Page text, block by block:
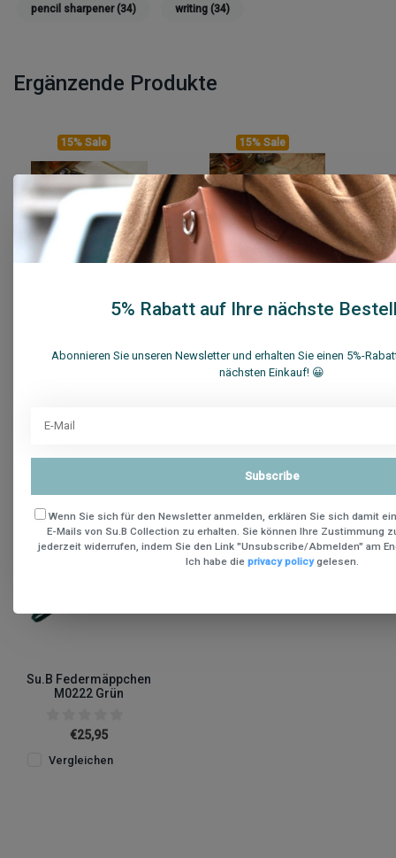
pencil sharpener(34) writing (34)
Ergänzende Produkte
15% Sale
M2201 Schwarz
€22,95€26,95
15% Sale
M2201 Braun
€22,95€26,95
Vergleichen
Kürzliche Produkte
Su.B Federmäppchen
M0222 Grün
€25,95
Vergleichen
5% Rabatt auf Ihre nächste
Abonnieren Sie unseren Newsletter und erhalten Sie einen 5%-
nächsten Einkauf! 😀
Subscribe
Wenn Sie sich für den Newsletter anmelden, erklären Sie sich damit
E-Mails von Su.B Collection zu erhalten. Sie können Ihre Zustimmung
jederzeit widerrufen, indem Sie den Link "Unsubscribe/Abmelden" am
Ich habe die privacy policy gelesen.